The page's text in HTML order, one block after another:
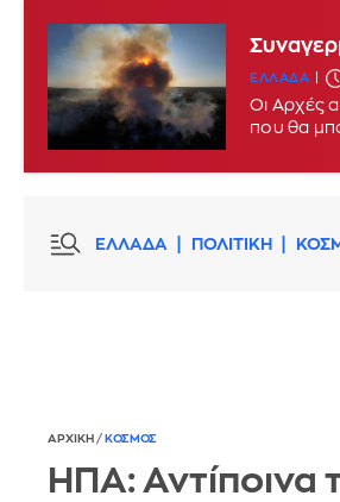
ΕΛΛΑΔΑ
Οι Αρχές
που θα
ΕΛΛΑΔΑ ΠΟΛΙΤΙΚΗ
ΑΡΧΙΚΗ / ΚΟΣΜΟΣ
ΗΠΑ: Αντίποινα